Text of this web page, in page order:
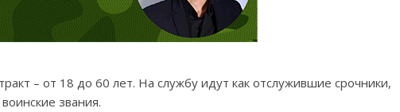
– от 18 до 60 лет. На службу идут как отслужившие срочники,
звания.